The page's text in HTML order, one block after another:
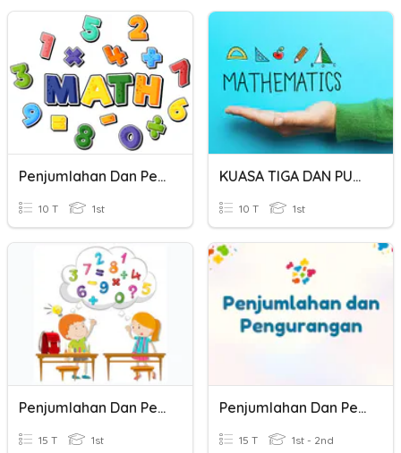
Penjumlahan Dan Pengurangan
10 T 1st
KUASA TIGA DAN PUNCA KUASA TIGA
10 T 1st
Penjumlahan Dan Pengurangan
15 T 1st
Penjumlahan Dan Pengurangan
15 T 1st - 2nd